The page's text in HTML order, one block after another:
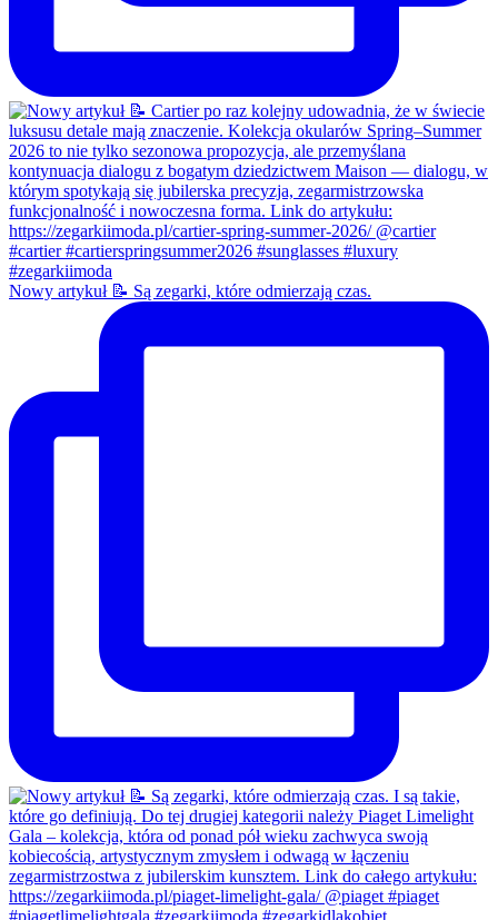
Nowy artykuł 📝 Są zegarki, które odmierzają czas.